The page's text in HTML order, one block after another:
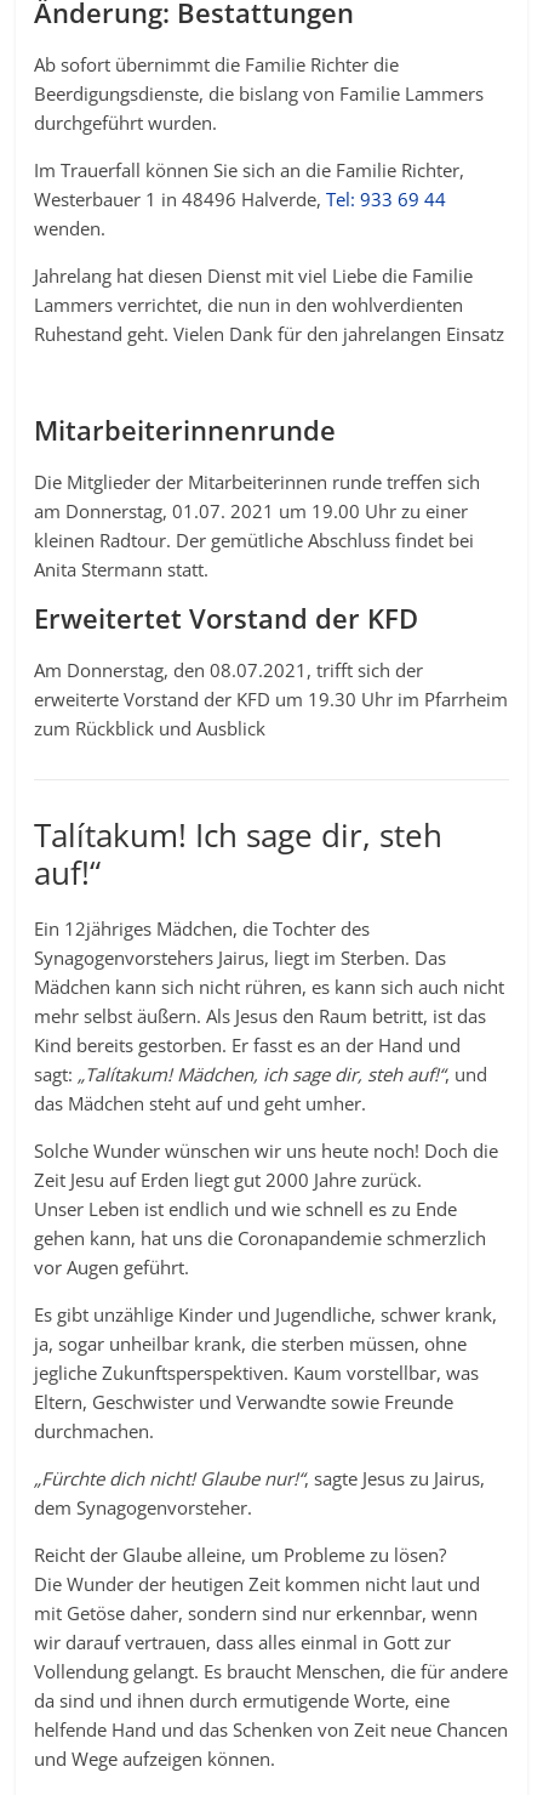
Änderung: Bestattungen
Ab sofort übernimmt die Familie Richter die
Beerdigungsdienste, die bislang von Familie Lammers
durchgeführt wurden.
Im Trauerfall können Sie sich an die Familie Richter,
Westerbauer 1 in 48496 Halverde,Tel: 933 69 44
wenden.
Jahrelang hat diesen Dienst mit viel Liebe die Familie
Lammers verrichtet, die nun in den wohlverdienten
Ruhestand geht. Vielen Dank für den jahrelangen Einsatz
Mitarbeiterinnenrunde
Die Mitglieder der Mitarbeiterinnen runde treffen sich
am Donnerstag, 01.07. 2021 um 19.00 Uhr zu einer
kleinen Radtour. Der gemütliche Abschluss findet bei
Anita Stermann statt.
Erweitertet Vorstand der KFD
Am Donnerstag, den 08.07.2021, trifft sich der
erweiterte Vorstand der KFD um 19.30 Uhr im Pfarrheim
zum Rückblick und Ausblick
Talítakum! Ich sage dir, steh
auf!“
Ein 12jähriges Mädchen, die Tochter des
Synagogenvorstehers Jairus, liegt im Sterben. Das
Mädchen kann sich nicht rühren, es kann sich auch nicht
mehr selbst äußern. Als Jesus den Raum betritt, ist das
Kind bereits gestorben. Er fasst es an der Hand und
sagt: „Talítakum! Mädchen, ich sage dir, steh auf!“, und
das Mädchen steht auf und geht umher.
Solche Wunder wünschen wir uns heute noch! Doch die
Zeit Jesu auf Erden liegt gut 2000 Jahre zurück.
Unser Leben ist endlich und wie schnell es zu Ende
gehen kann, hat uns die Coronapandemie schmerzlich
vor Augen geführt.
Es gibt unzählige Kinder und Jugendliche, schwer krank,
ja, sogar unheilbar krank, die sterben müssen, ohne
jegliche Zukunftsperspektiven. Kaum vorstellbar, was
Eltern, Geschwister und Verwandte sowie Freunde
durchmachen.
„Fürchte dich nicht! Glaube nur!“, sagte Jesus zu Jairus,
dem Synagogenvorsteher.
Reicht der Glaube alleine, um Probleme zu lösen?
Die Wunder der heutigen Zeit kommen nicht laut und
mit Getöse daher, sondern sind nur erkennbar, wenn
wir darauf vertrauen, dass alles einmal in Gott zur
Vollendung gelangt. Es braucht Menschen, die für andere
da sind und ihnen durch ermutigende Worte, eine
helfende Hand und das Schenken von Zeit neue Chancen
und Wege aufzeigen können.